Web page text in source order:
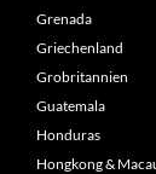
Grenada
Griechenland
Grobritannien
Guatemala
Honduras
Hongkong &